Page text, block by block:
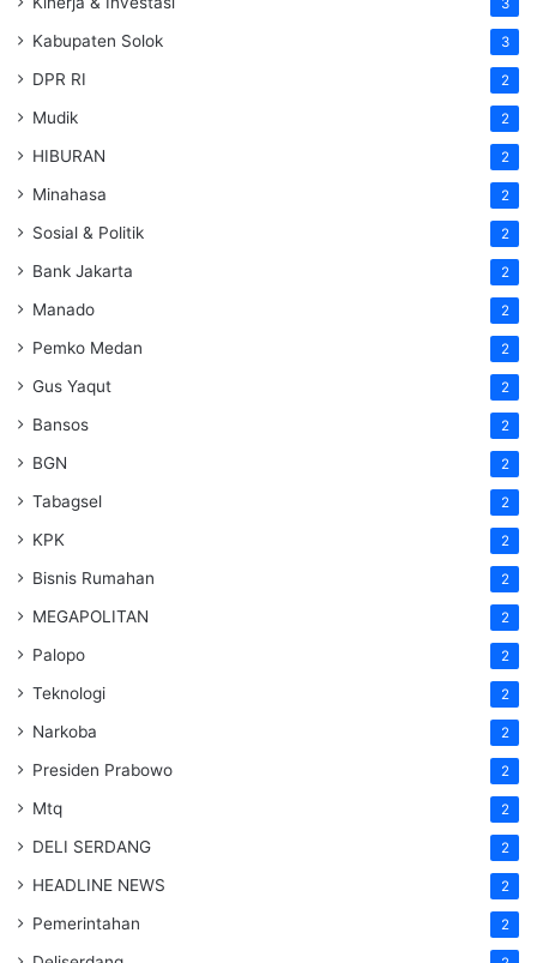
Kabupaten Solok 3
DPR RI 2
Mudik 2
HIBURAN 2
Minahasa 2
Sosial & Politik 2
Bank Jakarta 2
Manado 2
Pemko Medan 2
Gus Yaqut 2
Bansos 2
BGN 2
Tabagsel 2
KPK 2
Bisnis Rumahan 2
MEGAPOLITAN 2
Palopo 2
Teknologi 2
Narkoba 2
Presiden Prabowo 2
Mtq 2
DELI SERDANG 2
HEADLINE NEWS 2
Pemerintahan 2